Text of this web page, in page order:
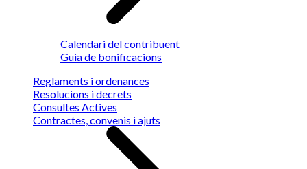
Calendari del contribuent
Guia de bonificacions
Reglaments i ordenances
Resolucions i decrets
Consultes Actives
Contractes, convenis i ajuts